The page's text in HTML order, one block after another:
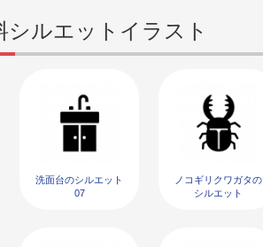
シルエットイラスト
洗面台のシルエット
07
ノコギリクワガタの
シルエット